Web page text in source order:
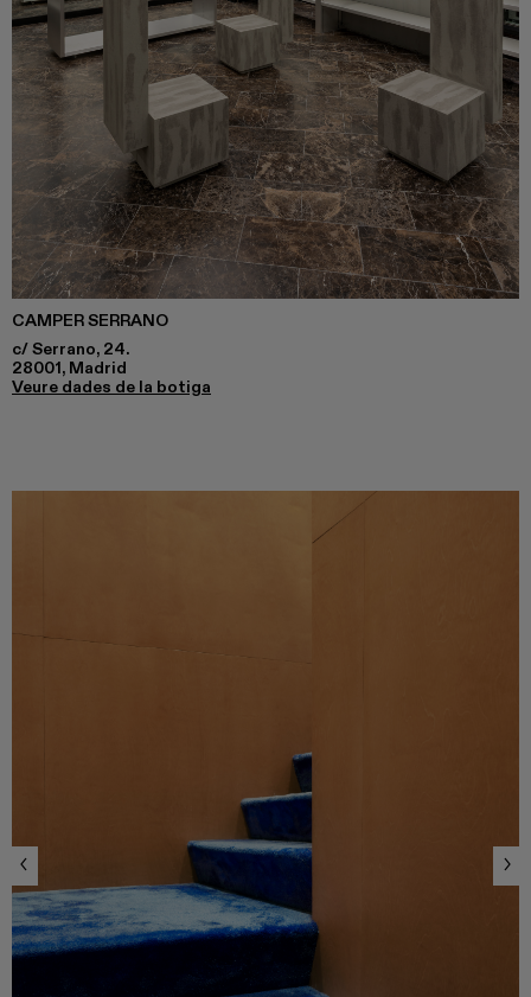
CAMPER SERRANO
c/ Serrano, 24.
28001, Madrid
Veure dades de la botiga